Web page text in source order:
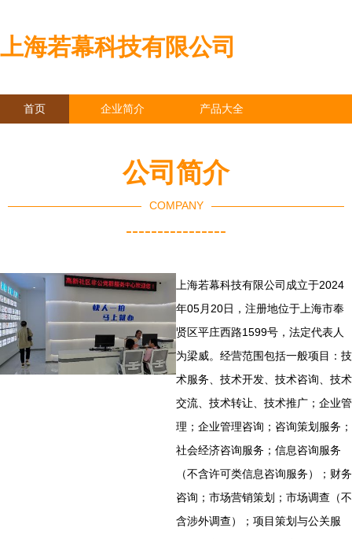
上海若幕科技有限公司
首页 企业简介 产品大全
公司简介
COMPANY
----------------
上海若幕科技有限公司成立于2024
年05月20日，注册地位于上海市奉
贤区平庄西路1599号，法定代表人
为梁威。经营范围包括一般项目：技
术服务、技术开发、技术咨询、技术
交流、技术转让、技术推广；企业管
理；企业管理咨询；咨询策划服务；
社会经济咨询服务；信息咨询服务
（不含许可类信息咨询服务）；财务
咨询；市场营销策划；市场调查（不
含涉外调查）；项目策划与公关服